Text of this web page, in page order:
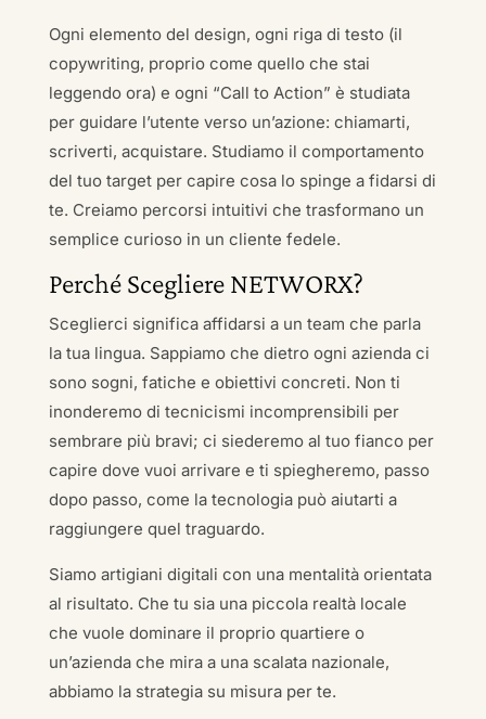
Ogni elemento del design, ogni riga di testo (il
copywriting, proprio come quello che stai
leggendo ora) e ogni “Call to Action” è studiata
per guidare l’utente verso un’azione: chiamarti,
scriverti, acquistare. Studiamo il comportamento
del tuo target per capire cosa lo spinge a fidarsi di
te. Creiamo percorsi intuitivi che trasformano un
semplice curioso in un cliente fedele.
Perché Scegliere NETWORX?
Sceglierci significa affidarsi a un team che parla
la tua lingua. Sappiamo che dietro ogni azienda ci
sono sogni, fatiche e obiettivi concreti. Non ti
inonderemo di tecnicismi incomprensibili per
sembrare più bravi; ci siederemo al tuo fianco per
capire dove vuoi arrivare e ti spiegheremo, passo
dopo passo, come la tecnologia può aiutarti a
raggiungere quel traguardo.
Siamo artigiani digitali con una mentalità orientata
al risultato. Che tu sia una piccola realtà locale
che vuole dominare il proprio quartiere o
un’azienda che mira a una scalata nazionale,
abbiamo la strategia su misura per te.